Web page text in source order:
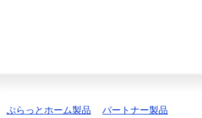
ぷらっとホーム製品 パートナー製品